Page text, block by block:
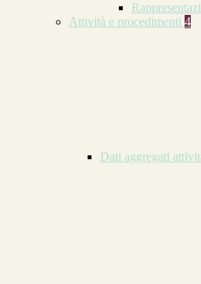
Attività e procedimenti 4
Dati aggregati